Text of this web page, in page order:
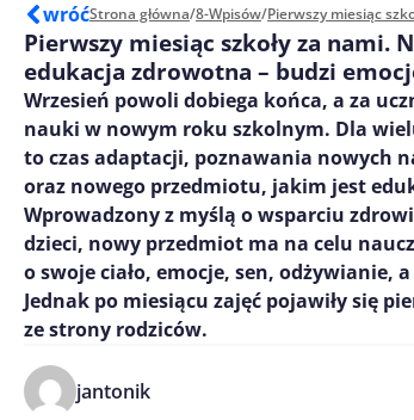
wróćStrona główna/8-Wpisów/
Pierwszy miesiąc szkoły za nami.
edukacja zdrowotna – budzi
Wrzesień powoli dobiega końca, a za
nauki w nowym roku szkolnym. Dla
to czas adaptacji, poznawania nowych
oraz nowego przedmiotu, jakim jest
Wprowadzony z myślą o wsparciu
dzieci, nowy przedmiot ma na celu
o swoje ciało, emocje, sen, odżywianie,
Jednak po miesiącu zajęć pojawiły się
ze strony rodziców.
jantonik